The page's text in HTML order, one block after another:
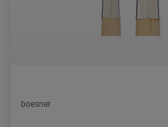
boesner